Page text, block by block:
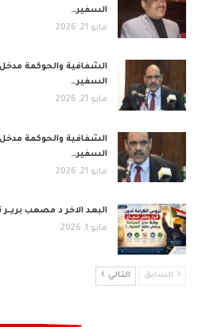
السفير…
مايو 21, 2026
الشفافية والحوكمة
السفير…
مايو 21, 2026
الشفافية والحوكمة
السفير…
مايو 21, 2026
البعد الاخر د مصعب
مايو 1, 2026
السابق التالي